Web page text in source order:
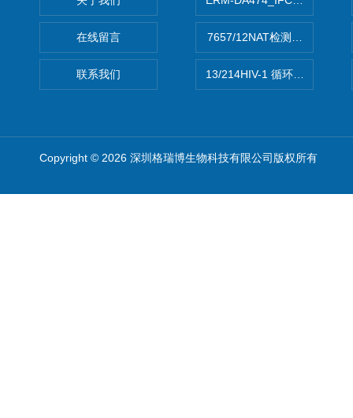
在线留言
联系我们
7657/12NAT检测的D型肝炎
13/214HIV-1 循环重组形式
Copyright © 2026 深圳格瑞博生物科技有限公司版权所有